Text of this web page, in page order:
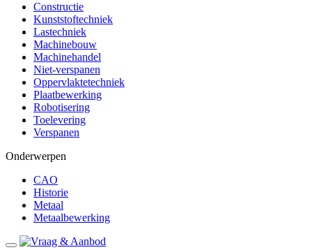
Constructie
Kunststoftechniek
Lastechniek
Machinebouw
Machinehandel
Niet-verspanen
Oppervlaktetechniek
Plaatbewerking
Robotisering
Toelevering
Verspanen
Onderwerpen
CAO
Historie
Metaal
Metaalbewerking